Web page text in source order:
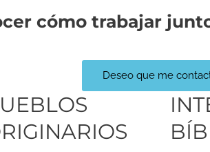
cómo trabajar
Deseo que me